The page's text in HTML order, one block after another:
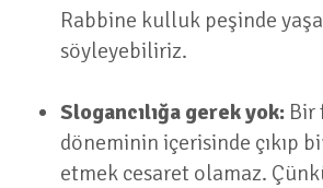
Rabbine kulluk peşinde
söyleyebiliriz.
Slogancılığa gerek yok: Bir
döneminin içerisinde çıkıp
etmek cesaret olamaz.